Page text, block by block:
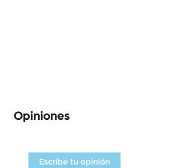
Opiniones
Escribe tu opinión